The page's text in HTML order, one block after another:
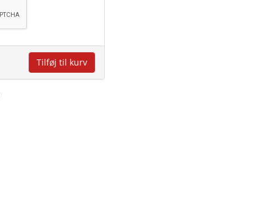
Tilføj til kurv